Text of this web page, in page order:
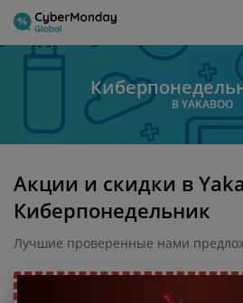
В YAKABOO
Акции и скидки в
Киберпонедельник
Лучшие проверенные нами